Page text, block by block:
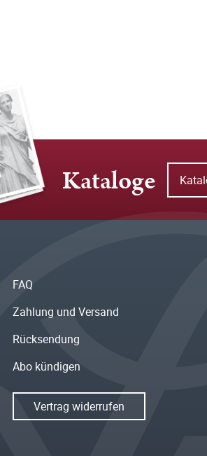
Kataloge
FAQ
Zahlung und Versand
Rücksendung
Abo kündigen
Vertrag widerrufen